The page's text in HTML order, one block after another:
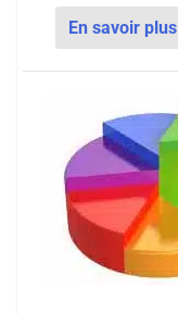
En savoir plus